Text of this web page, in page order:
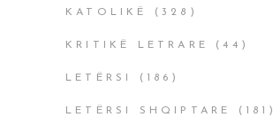
KATOLIKË (328)
KRITIKË LETRARE (44)
LETËRSI (186)
LETËRSI SHQIPTARE (181)